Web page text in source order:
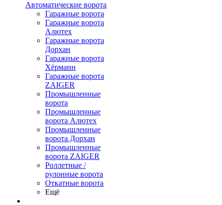
Автоматические ворота
Гаражные ворота
Гаражные ворота
Алютех
Гаражные ворота
Дорхан
Гаражные ворота
Хёрманн
Гаражные ворота
ZAIGER
Промышленные
ворота
Промышленные
ворота Алютех
Промышленные
ворота Дорхан
Промышленные
ворота ZAIGER
Роллетные /
рулонные ворота
Откатные ворота
Ещё